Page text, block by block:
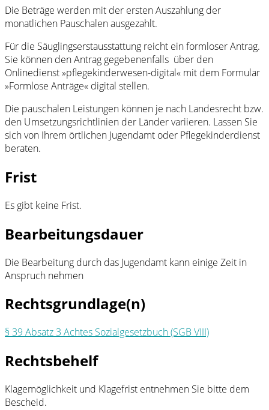
Die Beträge werden mit der ersten Auszahlung der
monatlichen Pauschalen ausgezahlt.
Für die Säuglingserstausstattung reicht ein formloser Antrag.
Sie können den Antrag gegebenenfalls über den
Onlinedienst »pflegekinderwesen-digital« mit dem Formular
»Formlose Anträge« digital stellen.
Die pauschalen Leistungen können je nach Landesrecht bzw.
den Umsetzungsrichtlinien der Länder variieren. Lassen Sie
sich von Ihrem örtlichen Jugendamt oder Pflegekinderdienst
beraten.
Frist
Es gibt keine Frist.
Bearbeitungsdauer
Die Bearbeitung durch das Jugendamt kann einige Zeit in
Anspruch nehmen
Rechtsgrundlage(n)
§ 39 Absatz 3 Achtes Sozialgesetzbuch (SGB VIII)
Rechtsbehelf
Klagemöglichkeit und Klagefrist entnehmen Sie bitte dem
Bescheid.